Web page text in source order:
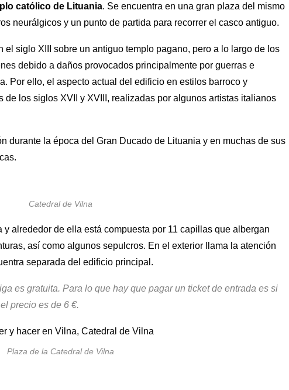
católico de Lituania. Se encuentra en una gran plaza del mismo
neurálgicos y un punto de partida para recorrer el casco antiguo.
el siglo XIII sobre un antiguo templo pagano, pero a lo largo de los
debido a daños provocados principalmente por guerras e
Por ello, el aspecto actual del edificio en estilos barroco y
de los siglos XVII y XVIII, realizadas por algunos artistas italianos
durante la época del Gran Ducado de Lituania y en muchas de sus
Catedral de Vilna
alrededor de ella está compuesta por 11 capillas que albergan
así como algunos sepulcros. En el exterior llama la atención
separada del edificio principal.
es gratuita. Para lo que hay que pagar un ticket de entrada es si
precio es de 6 €.
Plaza de la Catedral de Vilna